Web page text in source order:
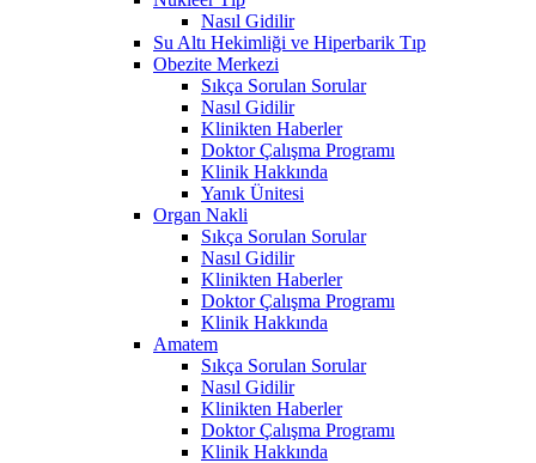
Nasıl Gidilir
Su Altı Hekimliği ve Hiperbarik Tıp
Obezite Merkezi
Sıkça Sorulan Sorular
Nasıl Gidilir
Klinikten Haberler
Doktor Çalışma Programı
Klinik Hakkında
Yanık Ünitesi
Organ Nakli
Sıkça Sorulan Sorular
Nasıl Gidilir
Klinikten Haberler
Doktor Çalışma Programı
Klinik Hakkında
Amatem
Sıkça Sorulan Sorular
Nasıl Gidilir
Klinikten Haberler
Doktor Çalışma Programı
Klinik Hakkında